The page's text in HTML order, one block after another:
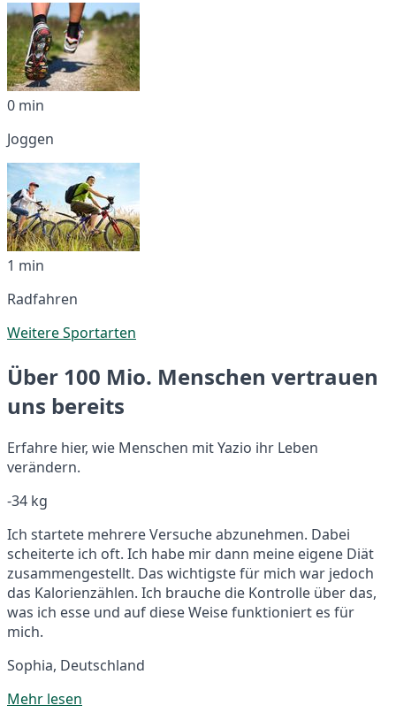
0 min
Joggen
1 min
Radfahren
Weitere Sportarten
Über 100 Mio. Menschen vertrauen
uns bereits
Erfahre hier, wie Menschen mit Yazio ihr Leben
verändern.
-34 kg
Ich startete mehrere Versuche abzunehmen. Dabei
scheiterte ich oft. Ich habe mir dann meine eigene Diät
zusammengestellt. Das wichtigste für mich war jedoch
das Kalorienzählen. Ich brauche die Kontrolle über das,
was ich esse und auf diese Weise funktioniert es für
mich.
Sophia, Deutschland
Mehr lesen